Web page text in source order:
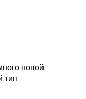
новой
тип